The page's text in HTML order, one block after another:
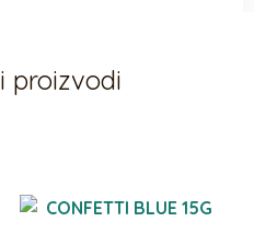
proizvodi